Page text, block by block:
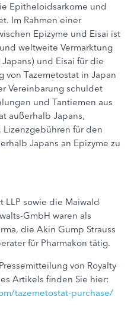
Epitheloidsarkome und
Im Rahmen einer
Epizyme und Eisai ist
weltweite Vermarktung
und Eisai für die
von Tazemetostat in Japan
Vereinbarung schuldet
und Tantiemen aus
außerhalb Japans,
für den
Japans an Epizyme zu
LLP sowie die Maiwald
GmbH waren als
die Akin Gump Strauss
für Pharmakon tätig.
von Royalty
Artikels finden Sie hier:
tazemetostat-purchase/